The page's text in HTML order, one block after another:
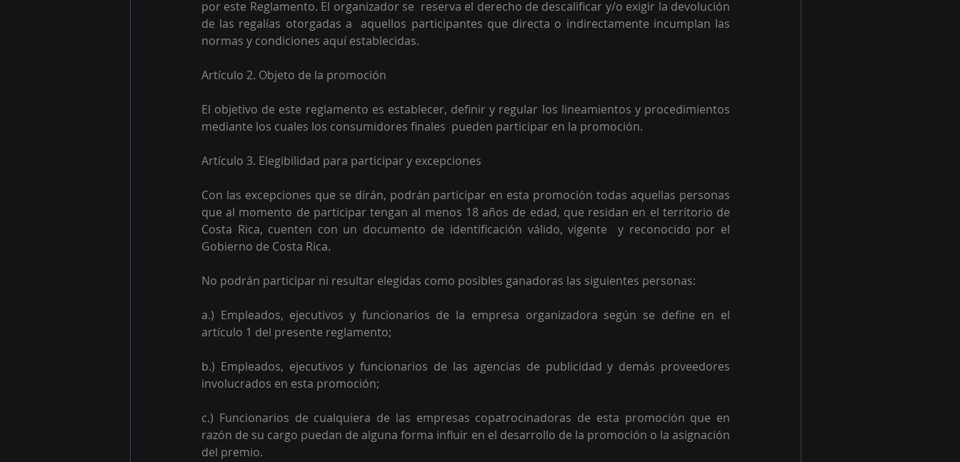
por este Reglamento. El organizador se  reserva el derecho de descalificar y/o exigir la devolución
de las regalías otorgadas a  aquellos participantes que directa o indirectamente incumplan las
normas y condiciones aquí establecidas.
Artículo 2. Objeto de la promoción
El objetivo de este reglamento es establecer, definir y regular los lineamientos y procedimientos
mediante los cuales los consumidores finales  pueden participar en la promoción.
Artículo 3. Elegibilidad para participar y excepciones
Con las excepciones que se dirán, podrán participar en esta promoción todas aquellas personas
que al momento de participar tengan al menos 18 años de edad, que residan en el territorio de
Costa Rica, cuenten con un documento de identificación válido, vigente  y reconocido por el
Gobierno de Costa Rica.
No podrán participar ni resultar elegidas como posibles ganadoras las siguientes personas:
a.) Empleados, ejecutivos y funcionarios de la empresa organizadora según se define en el
artículo 1 del presente reglamento;
b.) Empleados, ejecutivos y funcionarios de las agencias de publicidad y demás proveedores
involucrados en esta promoción;
c.) Funcionarios de cualquiera de las empresas copatrocinadoras de esta promoción que en
razón de su cargo puedan de alguna forma influir en el desarrollo de la promoción o la asignación
del premio.